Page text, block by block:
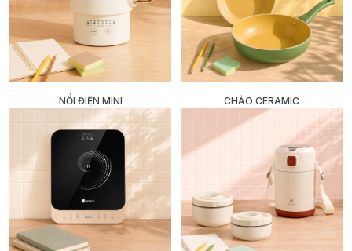
NỒI ĐIỆN MINI CHẢO CERAMIC